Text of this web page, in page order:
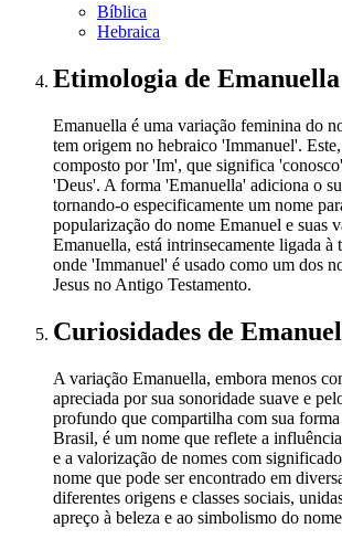
Bíblica
Hebraica
Etimologia de Emanuella
Emanuella é uma variação feminina do
tem origem no hebraico 'Immanuel'.
composto por 'Im', que significa
'Deus'. A forma 'Emanuella' adiciona o
tornando-o especificamente um nome
popularização do nome Emanuel e suas
Emanuella, está intrinsecamente ligada à
onde 'Immanuel' é usado como um dos
Jesus no Antigo Testamento.
Curiosidades de
A variação Emanuella, embora menos
apreciada por sua sonoridade suave e
profundo que compartilha com sua
Brasil, é um nome que reflete a
e a valorização de nomes com
nome que pode ser encontrado em
diferentes origens e classes sociais,
apreço à beleza e ao simbolismo do